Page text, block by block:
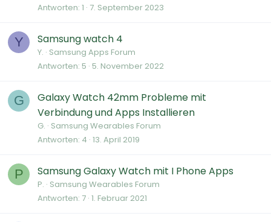
Antworten 1 7. September 2023
Y Samsung watch 4
Y. Samsung Apps Forum
Antworten 5 5. November 2022
G
Galaxy Watch 42mm Probleme mit
Verbindung und Apps Installieren
G. Samsung Wearables Forum
Antworten 4 13. April 2019
P Samsung Galaxy Watch mit I Phone Apps
P. Samsung Wearables Forum
Antworten 7 1. Februar 2021